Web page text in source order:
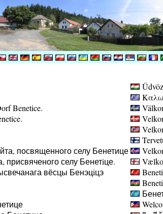
Benetice.
посвященного селу Бенетице
присвяченого селу Бенетiце.
вёсцы Бенэцiцэ